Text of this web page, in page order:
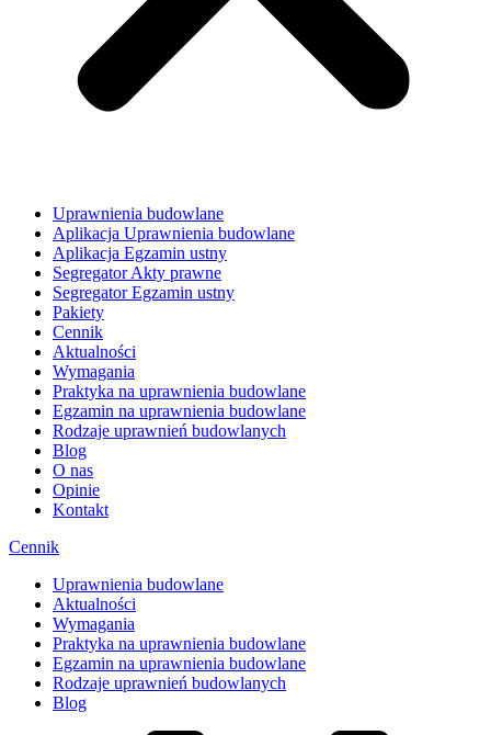
Uprawnienia budowlane
Aplikacja Uprawnienia budowlane
Aplikacja Egzamin ustny
Segregator Akty prawne
Segregator Egzamin ustny
Pakiety
Cennik
Aktualności
Wymagania
Praktyka na uprawnienia budowlane
Egzamin na uprawnienia budowlane
Rodzaje uprawnień budowlanych
Blog
O nas
Opinie
Kontakt
Cennik
Uprawnienia budowlane
Aktualności
Wymagania
Praktyka na uprawnienia budowlane
Egzamin na uprawnienia budowlane
Rodzaje uprawnień budowlanych
Blog